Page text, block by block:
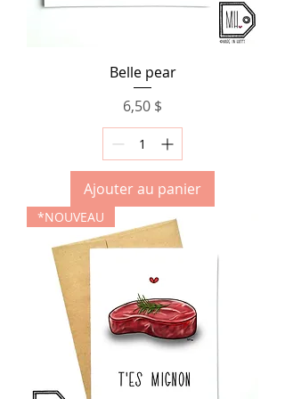
Belle pear
Prix
6,50 $
Ajouter au panier
*NOUVEAU